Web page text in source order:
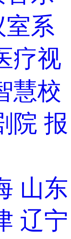
室系
疗视
慧校
院 报
山东
辽宁